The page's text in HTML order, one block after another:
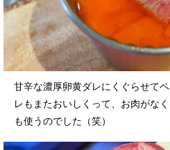
甘辛な濃厚卵黄ダレにくぐらせて
レもまたおいしくって、お肉がな
も使うのでした（笑）